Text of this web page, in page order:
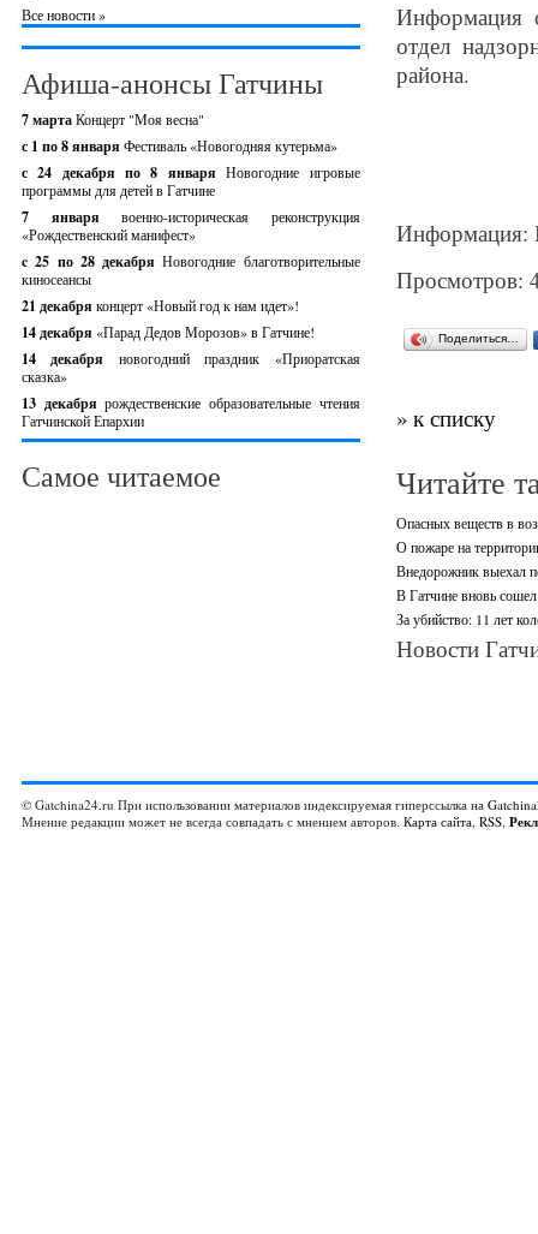
Все новости »
Афиша-анонсы Гатчины
7 мартаКонцерт "Моя весна"
с 1 по 8 января Фестиваль «Новогодняя кутерьма»
с 24 декабря по 8 январяНовогодние игровые
программы для детей в Гатчине
7 январявоенно-историческая реконструкция
«Рождественский манифест»
c 25 по 28 декабряНовогодние благотворительные
киносеансы
21 декабря концерт «Новый год к нам идет»!
14 декабря «Парад Дедов Морозов» в Гатчине!
14 декабря новогодний праздник «Приоратская
сказка»
13 декабрярождественские образовательные чтения
Гатчинской Епархии
Самое читаемое
Информация
отдел
района.
Информация:
Просмотров:
Поделиться…
» к списку
Читайте
Опасных веществ в
О пожаре на
Внедорожник выехал
В Гатчине вновь сошел
За убийство: 11 лет
Новости
© Gatchina24.ru При использовании материалов индексируемая гиперссылка на
Мнение редакции может не всегда совпадать с мнением авторов. Карта сайта, RSS,